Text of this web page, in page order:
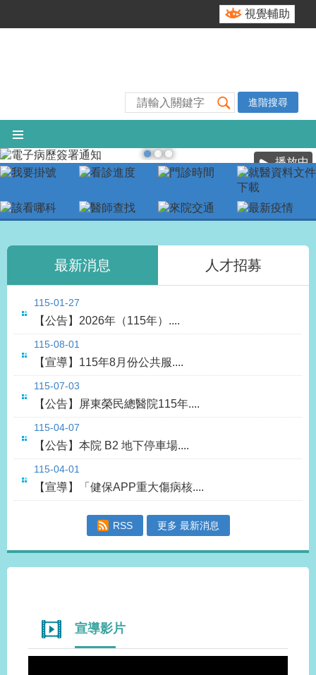
視覺輔助
進階搜尋
播放中
最新消息 人才招募
115-01-27
【公告】2026年（115年）....
115-08-01
【宣導】115年8月份公共服....
115-07-03
【公告】屏東榮民總醫院115年....
115-04-07
【公告】本院 B2 地下停車場....
115-04-01
【宣導】「健保APP重大傷病核....
RSS 更多 最新消息
宣導影片